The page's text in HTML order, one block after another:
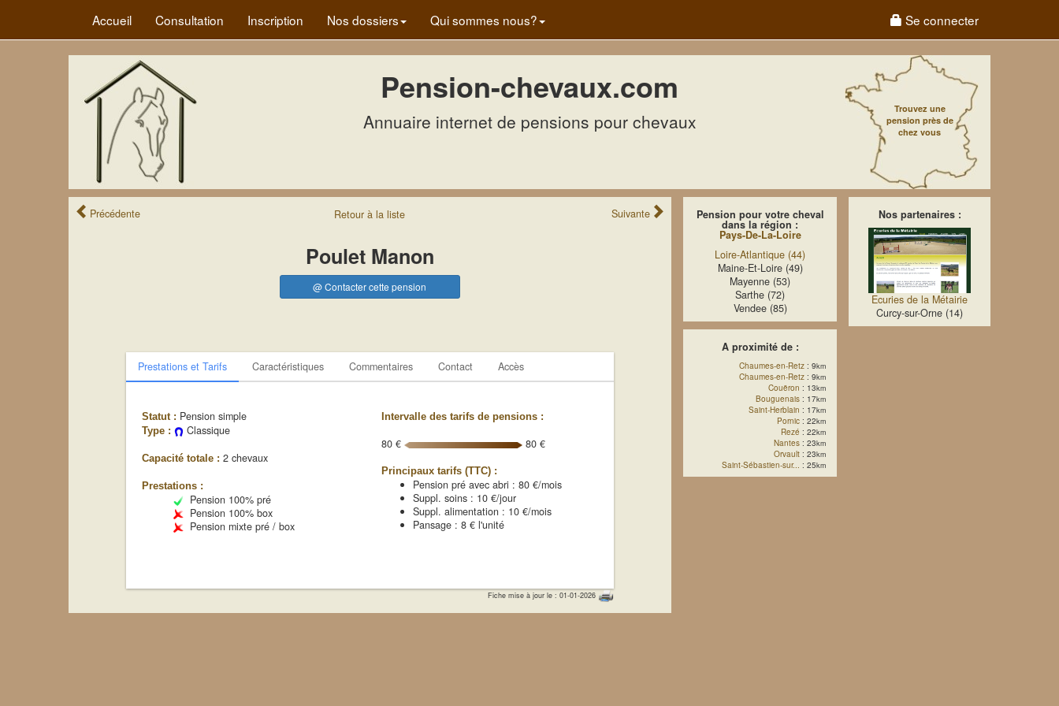
Accueil Consultation Inscription Nos dossiers Qui sommes nous? Se connecter
Pension-chevaux.com
Annuaire internet de pensions pour chevaux
Trouvez une
pension près de
chez vous
Précédente Retourà laliste Suivante
Poulet Manon
@ Contacter cette pension
Prestations et Tarifs Caractéristiques Commentaires Contact Accès
Statut : Pension simple
Type : Classique
Capacité totale : 2 chevaux
Prestations :
Pension 100% pré
Pension 100% box
Pension mixte pré / box
Intervalle des tarifs de pensions :
80 € 80 €
Principaux tarifs (TTC) :
Pension pré avec abri : 80 €/mois
Suppl. soins : 10 €/jour
Suppl. alimentation : 10 €/mois
Pansage : 8 € l'unité
Fiche mise à jour le : 01-01-2026
Pension pour votre cheval
dans la région :
Pays-De-La-Loire
Loire-Atlantique (44)
Maine-Et-Loire (49)
Mayenne (53)
Sarthe (72)
Vendee (85)
A proximité de :
Chaumes-en-Retz : 9km
Chaumes-en-Retz : 9km
Couëron : 13km
Bouguenais : 17km
Saint-Herblain : 17km
Pornic : 22km
Rezé : 22km
Nantes : 23km
Orvault : 23km
Saint-Sébastien-sur... : 25km
Nos partenaires :
Ecuries de la Métairie
Curcy-sur-Orne (14)